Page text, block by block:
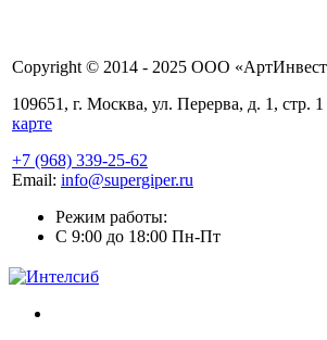
Copyright © 2014 - 2025 ООО
109651, г. Москва, ул. Перерва, д. 1, стр. 1
карте
+7 (968) 339-25-62
Email: info@supergiper.ru
Режим работы:
C 9:00 до 18:00 Пн-Пт